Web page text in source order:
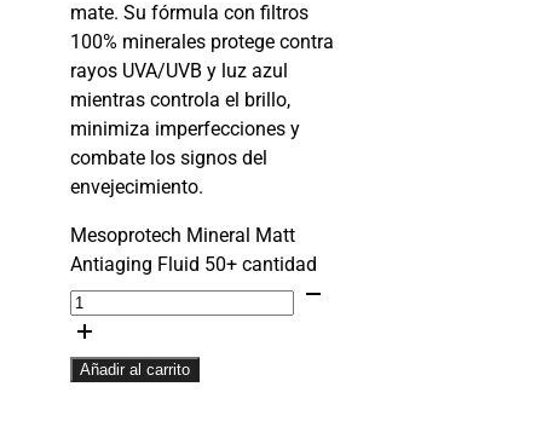
mate. Su fórmula con filtros
100% minerales protege contra
rayos UVA/UVB y luz azul
mientras controla el brillo,
minimiza imperfecciones y
combate los signos del
envejecimiento.
Mesoprotech Mineral Matt
Antiaging Fluid 50+ cantidad
Añadir al carrito